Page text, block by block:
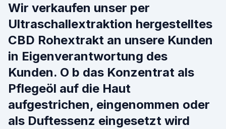
Wir verkaufen unser per
Ultraschallextraktion hergestelltes
CBD Rohextrakt an unsere Kunden
in Eigenverantwortung des
Kunden. O b das Konzentrat als
Pflegeöl auf die Haut
aufgestrichen, eingenommen oder
als Duftessenz eingesetzt wird